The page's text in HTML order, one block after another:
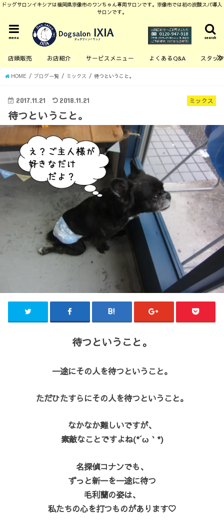
ドッグサロンイキシアは福岡県宗像市のワンちゃん専用サロンです。宗像市では初の炭酸スパ導入
サロンです。
search
menu
店頭販売 お店紹介 サービスメニュー よくあるQ&A スタッ
HOME ブログ一覧 ミックス 待つということ。
ミックス
2017.11.21 2018.11.21
待つということ。
待つということ。
一途にその人を待つということ。
ただひたすらにその人を待つということ。
なかなか難しいですが、
素敵なことですよね(*´ω｀*)
名探偵コナンでも、
ずっと新一を一途に待つ
毛利蘭の姿は、
私たちの心を打つものがあります♡